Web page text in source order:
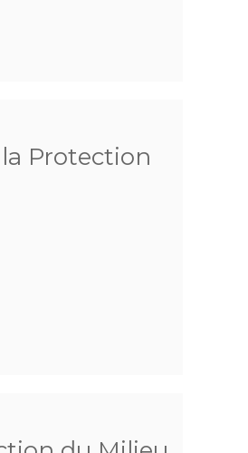
Protection